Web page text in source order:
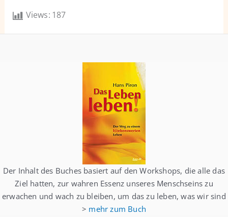
Views: 187
Der Inhalt des Buches basiert auf den Workshops, die alle das
Ziel hatten, zur wahren Essenz unseres Menschseins zu
erwachen und wach zu bleiben, um das zu leben, was wir sind
> mehr zum Buch